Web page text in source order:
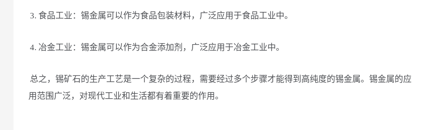
3. 食品工业：锡金属可以作为食品包装材料，广泛应用于食品工业中。
4. 冶金工业：锡金属可以作为合金添加剂，广泛应用于冶金工业中。
总之，锡矿石的生产工艺是一个复杂的过程，需要经过多个步骤才能得到高纯度的锡金属。锡金属的应
用范围广泛，对现代工业和生活都有着重要的作用。